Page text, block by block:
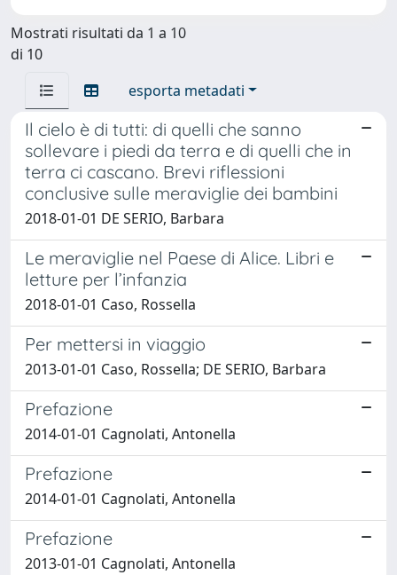
Mostrati risultati da 1 a 10
di 10
esporta metadati
Il cielo è di tutti: di quelli che sanno
sollevare i piedi da terra e di quelli che in
terra ci cascano. Brevi riflessioni
conclusive sulle meraviglie dei bambini
2018-01-01 DE SERIO, Barbara
Le meraviglie nel Paese di Alice. Libri e
letture per l’infanzia
2018-01-01 Caso, Rossella
Per mettersi in viaggio
2013-01-01 Caso, Rossella; DE SERIO, Barbara
Prefazione
2014-01-01 Cagnolati, Antonella
Prefazione
2014-01-01 Cagnolati, Antonella
Prefazione
2013-01-01 Cagnolati, Antonella